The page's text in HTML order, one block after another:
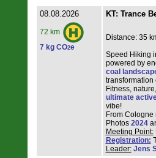
08.08.2026
72 km
7 kg CO2e
KT: Trance
Distance: 35
Speed Hiking
powered by
coal
transformation
Fitness,
ultimate
vibe!
From
Photos 2024
Meeting Point:
Registration:
Leader: Jens